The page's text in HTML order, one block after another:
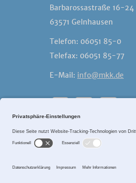
Barbarossastraße 16-24
63571 Gelnhausen
Telefon: 06051 85-0
Telefax: 06051 85-77
E-Mail: info@mkk.de
©2017